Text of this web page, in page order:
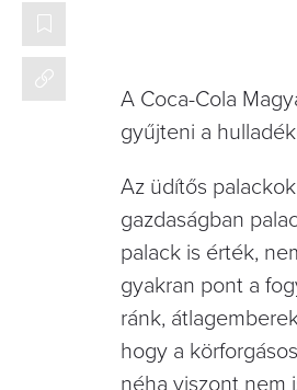
A Coca-Cola
gyűjteni a
Az üdítős
gazdaságban
palack is érték,
gyakran pont a
ránk,
hogy a
néha viszont nem